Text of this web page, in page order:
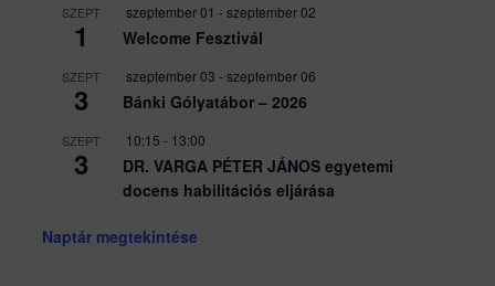
SZEPT
1
szeptember 01 -szeptember 02
Welcome Fesztivál
SZEPT
3
szeptember 03 -szeptember 06
Bánki Gólyatábor – 2026
SZEPT
3
10:15 - 13:00
DR. VARGA PÉTER JÁNOS egyetemi
docens habilitációs eljárása
Naptár megtekintése